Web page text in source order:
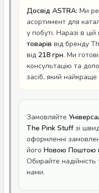
Досвід ASTRA: Ми
асортимент для
у побуті. Наразі в
товарів від бренду
від 218 грн. Ми
консультацію та
засіб, який
Замовляйте
The Pink Stuffзі
оформленні
його Новою Поштою
Обирайте надійність
нами.